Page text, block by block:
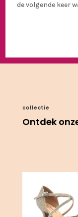
de volgende keer
collectie
Ontdek